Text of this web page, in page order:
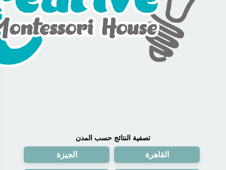
تصفية النتائج حسب المدن
القاهرة الجيزة